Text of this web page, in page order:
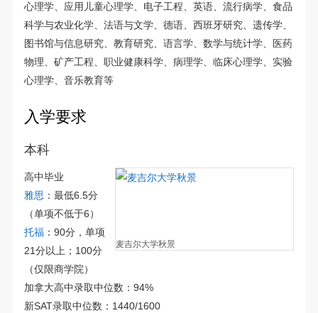
心理学、应用儿童心理学、电子工程、英语、流行病学、食品
科学与农业化学、法语与文学、德语、西班牙研究、遗传学、
图书馆与信息研究、教育研究、语言学、数学与统计学、医药
物理、矿产工程、职业健康科学、病理学、临床心理学、实验
心理学、音乐教育等
入学要求
本科
麦吉尔大学秋景
高中毕业
雅思 ：最低6.5分
（单项不低于6）
托福 ：90分，单项
21分以上；100分
（仅限商学院）
加拿大高中录取中位数：94%
新SAT录取中位数：1440/1600